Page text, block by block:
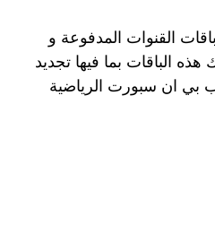
القنوات المدفوعة و
الباقات بما فيها تجديد
بي ان سبورت الرياضية